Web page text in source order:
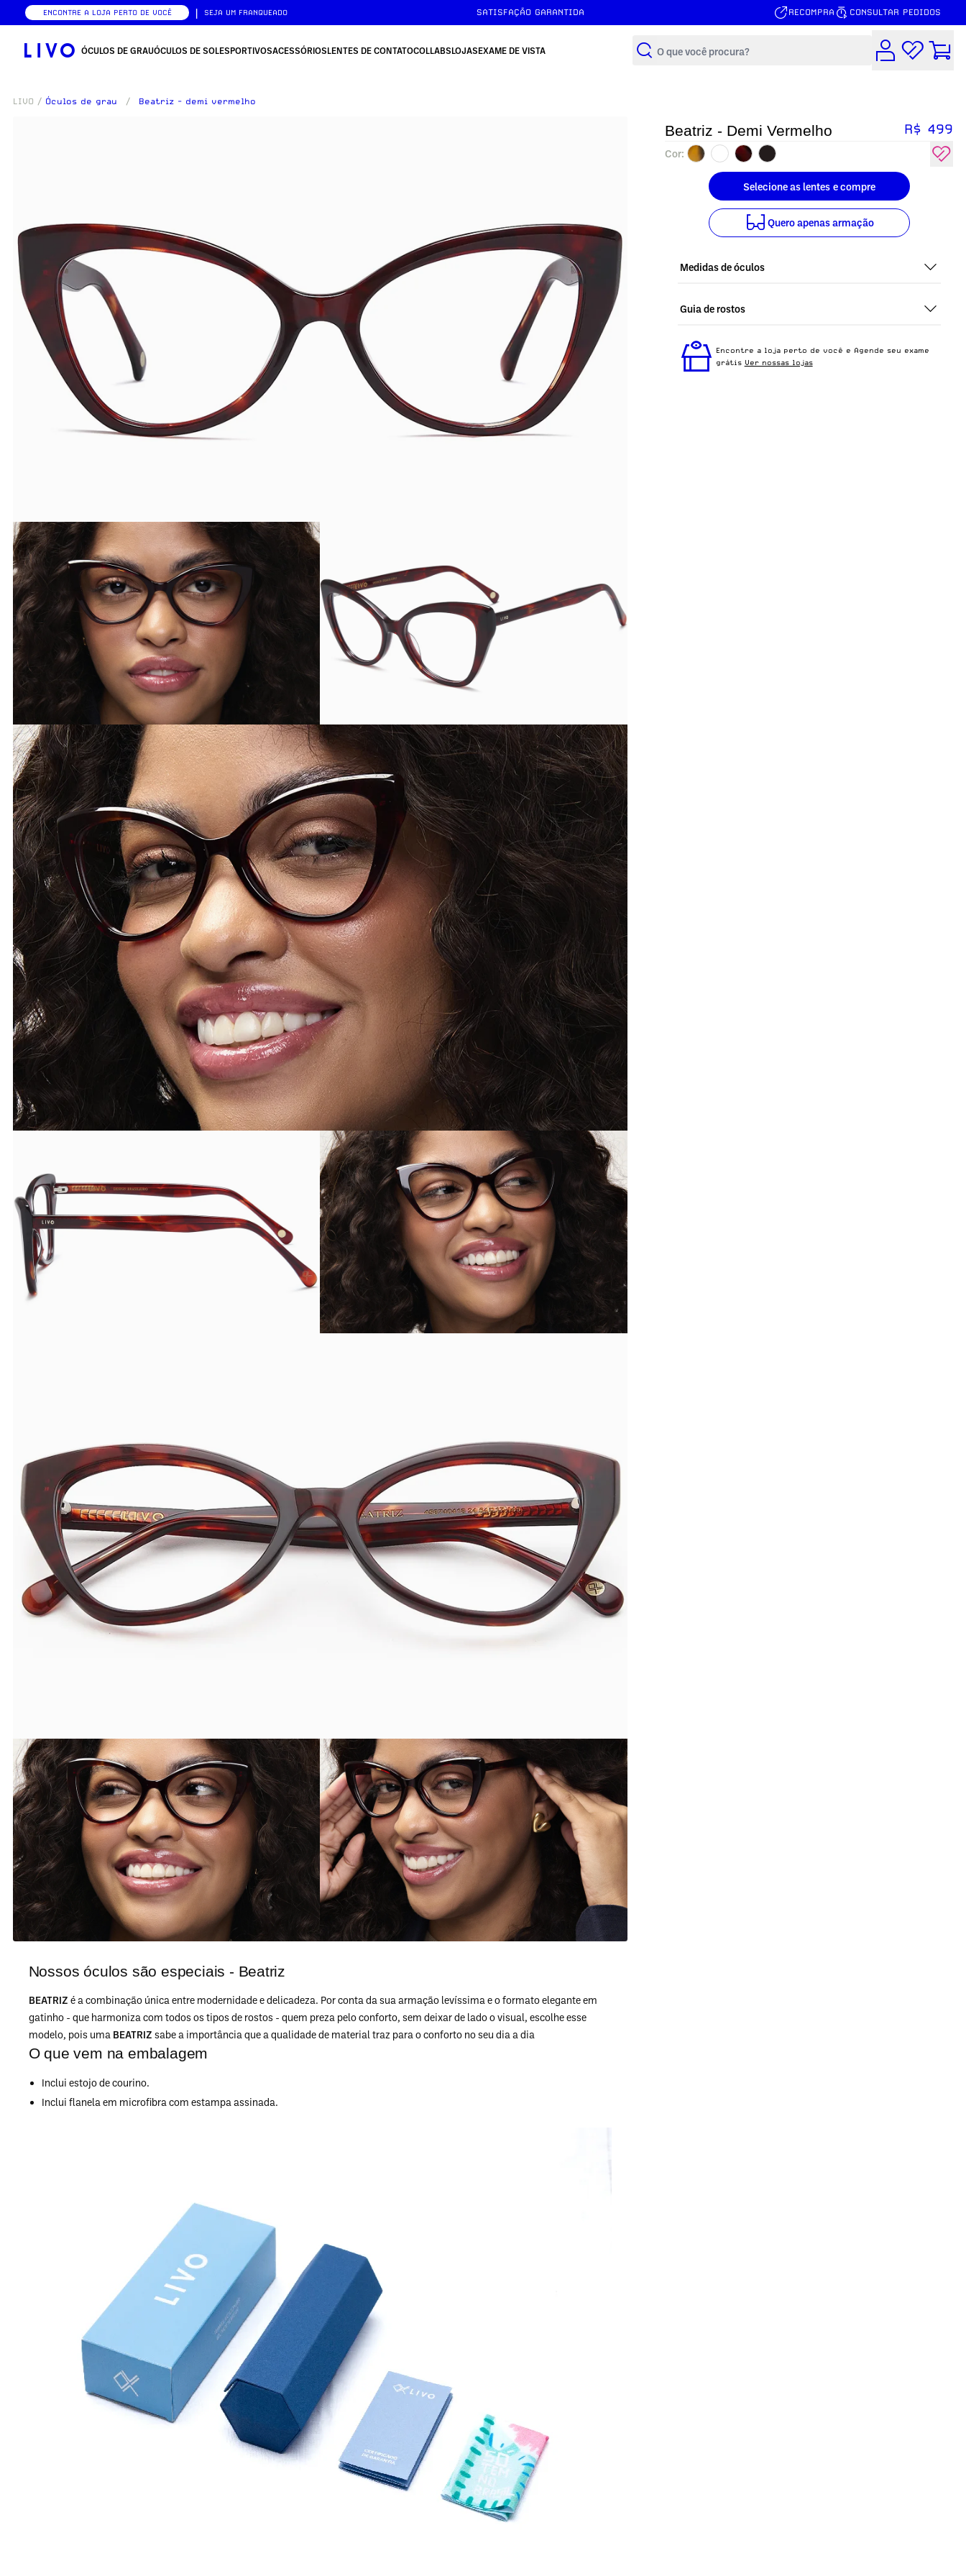
ENCONTRE A LOJA PERTO DE VOCÊ | SEJA UM FRANQUEADO
FRETE GRÁTIS ACIMA DE R$149
SATISFAÇÃO GARANTIDA RECOMPRA CONSULTAR PEDIDOS
ÓCULOS DE GRAUÓCULOS DE SOLESPORTIVOSACESSÓRIOSLENTES DE CONTATOCOLLABSLOJASEXAME DE VISTA
Buscar
LIVO / Óculos de grau / Beatriz - demi vermelho
Nossos óculos são especiais - Beatriz
BEATRIZ é a combinação única entre modernidade e delicadeza. Por conta da sua armação levíssima e o formato elegante em
gatinho - que harmoniza com todos os tipos de rostos - quem preza pelo conforto, sem deixar de lado o visual, escolhe esse
modelo, pois uma BEATRIZ sabe a importância que a qualidade de material traz para o conforto no seu dia a dia
O que vem na embalagem
Inclui estojo de courino.
Inclui flanela em microfibra com estampa assinada.
Beatriz - Demi Vermelho R$ 499
Cor:
Selecione as lentes e compre
Quero apenas armação
Medidas de óculos
Guia de rostos
Vermelho é ideal para quem busca um óculos
confortável para o dia a dia.
Encontre a loja perto de você e Agende seu exame
grátis Ver nossas lojas